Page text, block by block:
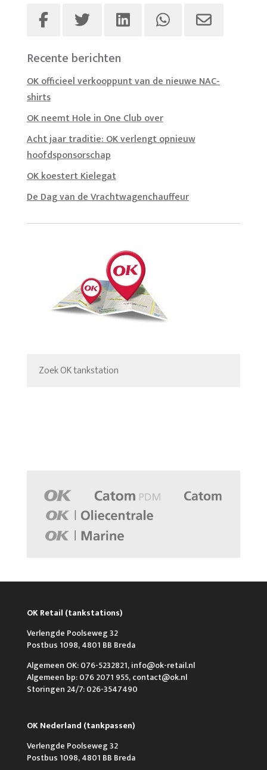
Recente berichten
OK officieel verkooppunt van de nieuwe NAC-
shirts
OK neemt Hole in One Club over
Acht jaar traditie: OK verlengt opnieuw
hoofdsponsorschap
OK koestert Kielegat
De Dag van de Vrachtwagenchauffeur
Zoek OK tankstation
OK Retail (tankstations)
Verlengde Poolseweg 32
Postbus 1098, 4801 BB Breda
Algemeen OK: 076-5232821, info@ok-retail.nl
Algemeen bp: 076 2071 955, contact@ok.nl
Storingen 24/7: 026-3547490
OK Nederland (tankpassen)
Verlengde Poolseweg 32
Postbus 1098, 4801 BB Breda